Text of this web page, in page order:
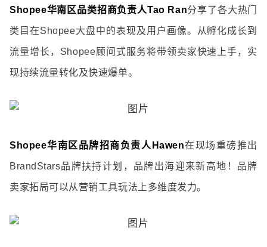
Shopee华南区品类招商负责人Tao Ran分享了各大热门
类目在Shopee大盘中的表现及用户画像。从孵化成长到
流量增长，Shopee顾问式服务将带领卖家快速上手，实
现持续流量转化及快速爆单。
Shopee华南区品牌招商负责人Hawen在现场重磅推出
BrandStars品牌扶持计划，品牌出海迎来新高地！品牌
卖家拓局可以从营销工具玩法上多维度发力。